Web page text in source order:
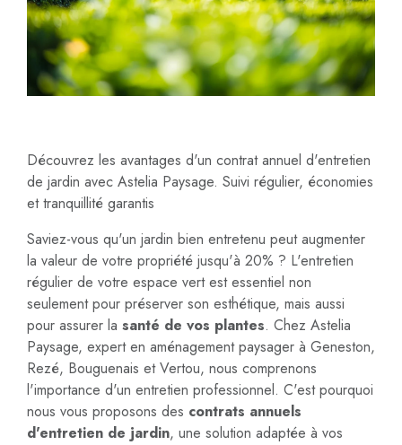
Découvrez les avantages d'un contrat annuel d'entretien
de jardin avec Astelia Paysage. Suivi régulier, économies
et tranquillité garantis
Saviez-vous qu'un jardin bien entretenu peut augmenter
la valeur de votre propriété jusqu'à 20% ? L'entretien
régulier de votre espace vert est essentiel non
seulement pour préserver son esthétique, mais aussi
pour assurer la santé de vos plantes. Chez Astelia
Paysage, expert en aménagement paysager à Geneston,
Rezé, Bouguenais et Vertou, nous comprenons
l'importance d'un entretien professionnel. C'est pourquoi
nous vous proposons des contrats annuels
d'entretien de jardin, une solution adaptée à vos